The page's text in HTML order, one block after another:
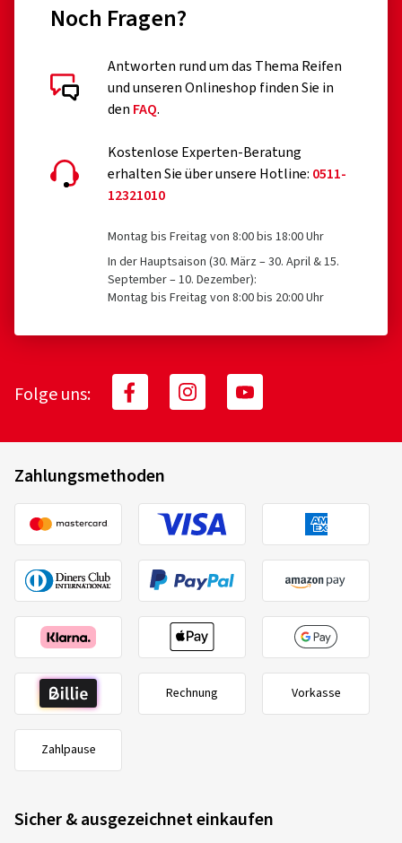
Noch Fragen?
Antworten rund um das Thema Reifen
und unseren Onlineshop finden Sie in
den FAQ.
Kostenlose Experten-Beratung
erhalten Sie über unsere Hotline: 0511-
12321010
Montag bis Freitag von 8:00 bis 18:00 Uhr
In der Hauptsaison (30. März – 30. April & 15.
September – 10. Dezember):
Montag bis Freitag von 8:00 bis 20:00 Uhr
Folge uns:
Zahlungsmethoden
Rechnung Vorkasse
Zahlpause
Sicher & ausgezeichnet einkaufen